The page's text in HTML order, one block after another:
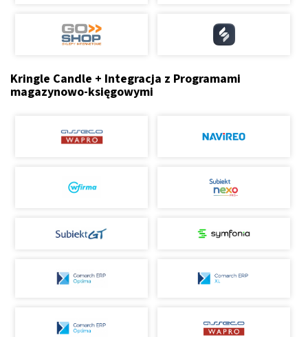
Kringle Candle + Integracja z Programami
magazynowo-księgowymi